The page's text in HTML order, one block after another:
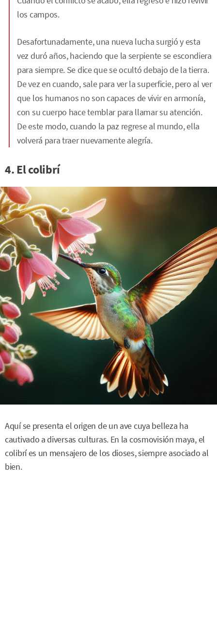
los campos.
Desafortunadamente, una nueva lucha surgió y esta
vez duró años, haciendo que la serpiente se escondiera
para siempre. Se dice que se ocultó debajo de la tierra.
De vez en cuando, sale para ver la superficie, pero al ver
que los humanos no son capaces de vivir en armonía,
con su cuerpo hace temblar para llamar su atención.
De este modo, cuando la paz regrese al mundo, ella
volverá para traer nuevamente alegría.
4. El colibrí
Aquí se presenta el origen de un ave cuya belleza ha
cautivado a diversas culturas. En la cosmovisión maya, el
colibrí es un mensajero de los dioses, siempre asociado al
bien.